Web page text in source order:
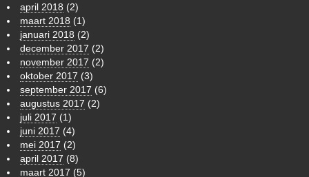
april 2018 (2)
maart 2018 (1)
januari 2018 (2)
december 2017 (2)
november 2017 (2)
oktober 2017 (3)
september 2017 (6)
augustus 2017 (2)
juli 2017 (1)
juni 2017 (4)
mei 2017 (2)
april 2017 (8)
maart 2017 (5)